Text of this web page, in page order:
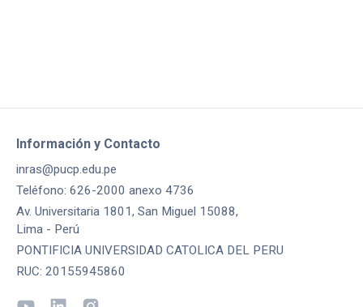
Información y Contacto
inras@pucp.edu.pe
Teléfono: 626-2000 anexo 4736
Av. Universitaria 1801, San Miguel 15088,
Lima - Perú
PONTIFICIA UNIVERSIDAD CATOLICA DEL PERU
RUC: 20155945860